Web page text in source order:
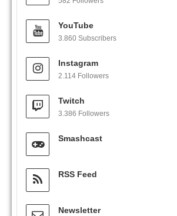
YouTube
3.860 Subscribers
Instagram
2.114 Followers
Twitch
3.386 Followers
Smashcast
RSS Feed
Newsletter